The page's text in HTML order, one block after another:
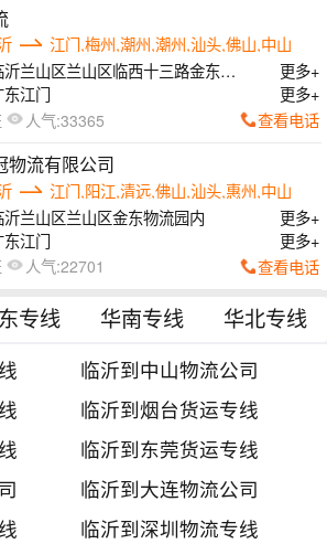
江门,梅州,潮州,潮州,汕头,佛山,中山
沂兰山区兰山区临西十三路金东物
更多+
东江门 更多+
人气:33365 查看电话
物流有限公司
江门,阳江,清远,佛山,汕头,惠州,中山
沂兰山区兰山区金东物流园内
更多+
东江门 更多+
人气:22701 查看电话
专线 华南专线 华北专线
临沂到中山物流公司
临沂到烟台货运专线
临沂到东莞货运专线
临沂到大连物流公司
临沂到深圳物流专线